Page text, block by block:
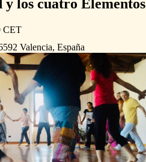
los cuatro Elementos
CET
Valencia, España